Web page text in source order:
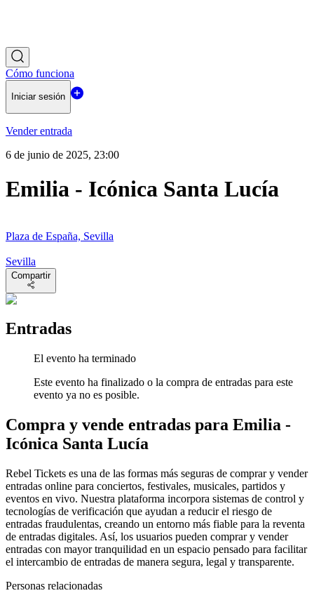
Cómo funciona
Iniciar sesión
Vender entrada
6 de junio de 2025, 23:00
Emilia - Icónica Santa Lucía
Plaza de España, Sevilla
Sevilla
Compartir
Entradas
El evento ha terminado
Este evento ha finalizado o la compra de entradas para este
evento ya no es posible.
Compra y vende entradas para Emilia -
Icónica Santa Lucía
Rebel Tickets es una de las formas más seguras de comprar y vender
entradas online para conciertos, festivales, musicales, partidos y
eventos en vivo. Nuestra plataforma incorpora sistemas de control y
tecnologías de verificación que ayudan a reducir el riesgo de
entradas fraudulentas, creando un entorno más fiable para la reventa
de entradas digitales. Así, los usuarios pueden comprar y vender
entradas con mayor tranquilidad en un espacio pensado para facilitar
el intercambio de entradas de manera segura, legal y transparente.
Personas relacionadas